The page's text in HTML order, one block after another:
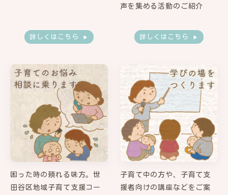
声を集める活動のご紹介
困った時の頼れる味方。世
田谷区地域子育て支援コー
子育て中の方や、子育て支
援者向けの講座などをご案